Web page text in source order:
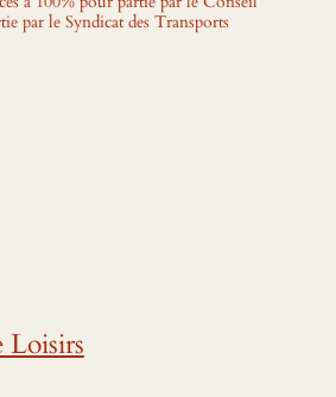
par le Syndicat des Transports
Loisirs